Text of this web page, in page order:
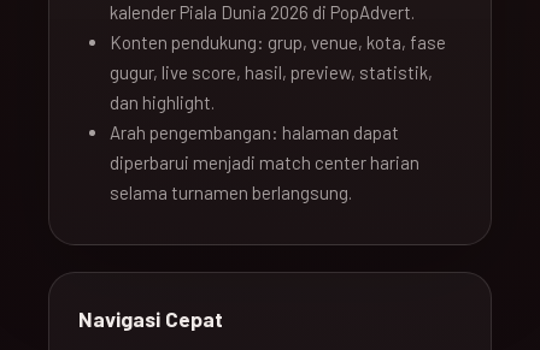
kalender Piala Dunia 2026 di PopAdvert.
Konten pendukung: grup, venue, kota, fase
gugur, live score, hasil, preview, statistik,
dan highlight.
Arah pengembangan: halaman dapat
diperbarui menjadi match center harian
selama turnamen berlangsung.
Navigasi Cepat